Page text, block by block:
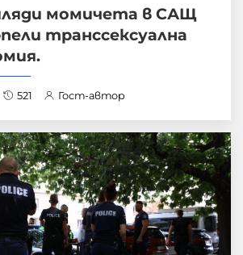
момичета в САЩ
транссексуална
521 Гост-автор